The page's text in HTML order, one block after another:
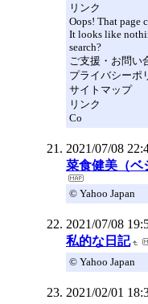
リンク
Oops! That page
It looks like
search?
ご支援・お問い
プライバシーポ
サイトマップ
リンク
Co
2021/07/08
菜食健美（ベ
© Yahoo Japan
2021/07/08
私的な日記
© Yahoo Japan
2021/02/01